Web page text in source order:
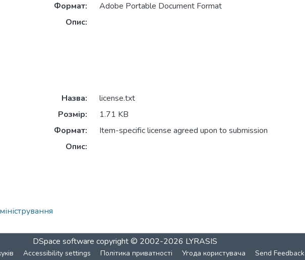
Формат:
Adobe Portable Document Format
Опис:
Назва:
license.txt
Розмір:
1.71 KB
Формат:
Item-specific license agreed upon to submission
Опис:
DSpace software copyright © 2002-2026 LYRASIS
Accessibility settings Політика приватності Угода користувача Send Feedback